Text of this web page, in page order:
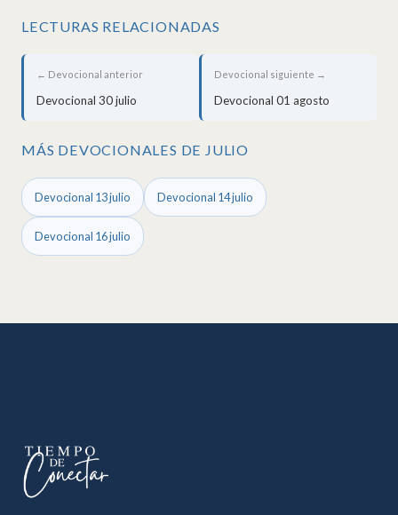
LECTURAS RELACIONADAS
← Devocional anterior
Devocional 30 julio
Devocional siguiente →
Devocional 01 agosto
MÁS DEVOCIONALES DE JULIO
Devocional 13 julio Devocional 14 julio
Devocional 16 julio